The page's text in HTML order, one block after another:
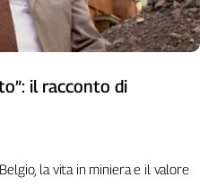
il racconto di
la vita in miniera e il valore